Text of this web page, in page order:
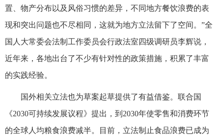
置、物产分布以及风俗习惯的差异，不同地方餐饮浪费的表
现和突出问题也不尽相同，这就为地方立法留下了空间。”全
国人大常委会法制工作委员会行政法室四级调研员李辉说，
近年来，各地出台了不少有针对性的政策措施，积累了丰富
的实践经验。
国外相关立法也为草案起草提供了有益借鉴。联合国
《2030可持续发展议程》提出，到2030年使零售和消费环节
的全球人均粮食浪费减半。目前，立法制止食品浪费已成为